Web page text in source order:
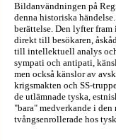
Bildanvändningen på
denna historiska
berättelse. Den lyfter
direkt till besökaren,
till intellektuell analys
sympati och antipati,
men också känslor av
krigsmakten och SS-
de utlämnade tyska,
"bara" medverkande i
tvångsenrollerade hos